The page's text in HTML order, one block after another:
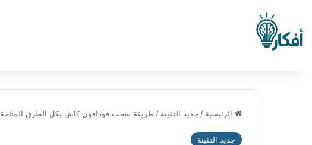
الرئيسية / جديد التقينة / طريقة سحب فودافون كاش بكل الطرق المتاحة
جديد التقينة